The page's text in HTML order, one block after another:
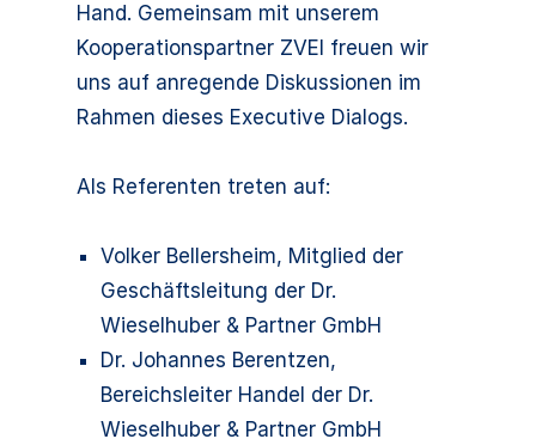
Hand. Gemeinsam mit unserem
Kooperationspartner ZVEI freuen wir
uns auf anregende Diskussionen im
Rahmen dieses Executive Dialogs.
Als Referenten treten auf:
Volker Bellersheim, Mitglied der
Geschäftsleitung der Dr.
Wieselhuber & Partner GmbH
Dr. Johannes Berentzen,
Bereichsleiter Handel der Dr.
Wieselhuber & Partner GmbH